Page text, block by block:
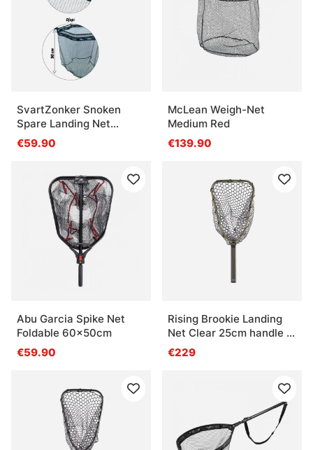
SvartZonker Snoken
Spare Landing Net
85x80cm
€59.90
McLean Weigh-Net
Medium Red
€139.90
Abu Garcia Spike Net
Foldable 60x50cm
€59.90
Rising Brookie Landing
Net Clear 25cm handle -
Moss
€229